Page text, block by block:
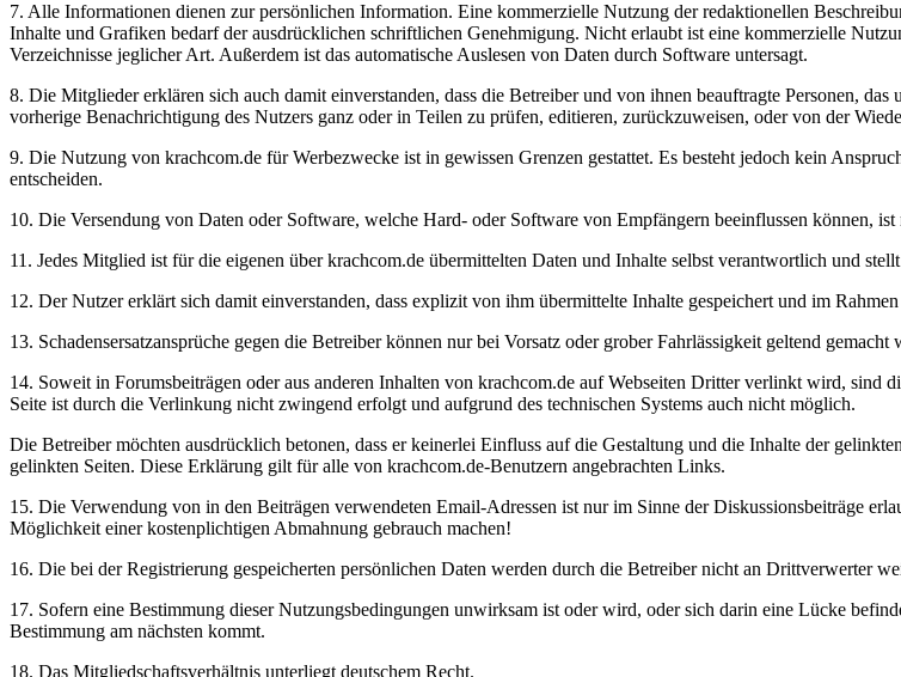
7. Alle Informationen dienen zur persönlichen Information. Eine kommerzielle Nutzung der redaktionellen
Inhalte und Grafiken bedarf der ausdrücklichen schriftlichen Genehmigung. Nicht erlaubt ist eine kommerzielle
Verzeichnisse jeglicher Art. Außerdem ist das automatische Auslesen von Daten durch Software untersagt.
8. Die Mitglieder erklären sich auch damit einverstanden, dass die Betreiber und von ihnen beauftragte Personen,
vorherige Benachrichtigung des Nutzers ganz oder in Teilen zu prüfen, editieren, zurückzuweisen, oder von der
9. Die Nutzung von krachcom.de für Werbezwecke ist in gewissen Grenzen gestattet. Es besteht jedoch kein
entscheiden.
10. Die Versendung von Daten oder Software, welche Hard- oder Software von Empfängern beeinflussen können, ist
11. Jedes Mitglied ist für die eigenen über krachcom.de übermittelten Daten und Inhalte selbst verantwortlich und
12. Der Nutzer erklärt sich damit einverstanden, dass explizit von ihm übermittelte Inhalte gespeichert und im
13. Schadensersatzansprüche gegen die Betreiber können nur bei Vorsatz oder grober Fahrlässigkeit geltend gemacht
14. Soweit in Forumsbeiträgen oder aus anderen Inhalten von krachcom.de auf Webseiten Dritter verlinkt wird,
Seite ist durch die Verlinkung nicht zwingend erfolgt und aufgrund des technischen Systems auch nicht möglich.
Die Betreiber möchten ausdrücklich betonen, dass er keinerlei Einfluss auf die Gestaltung und die Inhalte der
gelinkten Seiten. Diese Erklärung gilt für alle von krachcom.de-Benutzern angebrachten Links.
15. Die Verwendung von in den Beiträgen verwendeten Email-Adressen ist nur im Sinne der Diskussionsbeiträge
Möglichkeit einer kostenplichtigen Abmahnung gebrauch machen!
16. Die bei der Registrierung gespeicherten persönlichen Daten werden durch die Betreiber nicht an Drittverwerter
17. Sofern eine Bestimmung dieser Nutzungsbedingungen unwirksam ist oder wird, oder sich darin eine Lücke
Bestimmung am nächsten kommt.
18. Das Mitgliedschaftsverhältnis unterliegt deutschem Recht.